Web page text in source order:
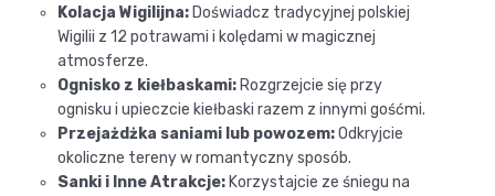
Kolacja Wigilijna: Doświadcz tradycyjnej polskiej
Wigilii z 12 potrawami i kolędami w magicznej
atmosferze.
Ognisko z kiełbaskami: Rozgrzejcie się przy
ognisku i upieczcie kiełbaski razem z innymi gośćmi.
Przejażdżka saniami lub powozem:Odkryjcie
okoliczne tereny w romantyczny sposób.
Sanki i Inne Atrakcje: Korzystajcie ze śniegu na